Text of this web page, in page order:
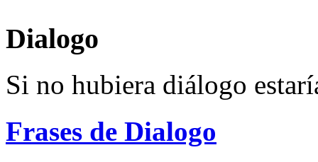
Dialogo
Si no hubiera diálogo
Frases de Dialogo